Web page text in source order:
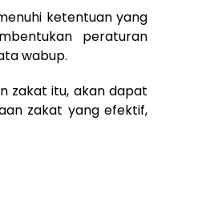
ketentuan yang
peraturan
wabup.
zakat itu, akan dapat
zakat yang efektif,